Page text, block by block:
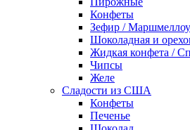
Конфеты
Зефир /
Шоколадная и
Жидкая конфета /
Чипсы
Желе
Сладости из США
Конфеты
Печенье